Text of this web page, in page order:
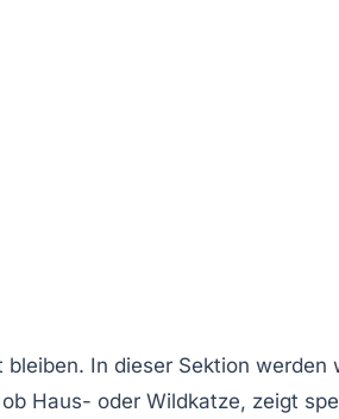
In dieser Sektion werden
Haus- oder Wildkatze, zeigt